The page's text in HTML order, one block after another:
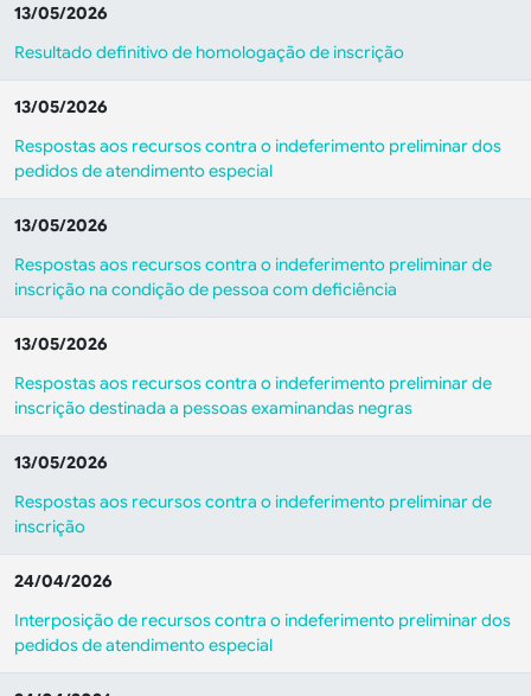
13/05/2026
Resultado definitivo de homologação de inscrição
13/05/2026
Respostas aos recursos contra o indeferimento preliminar dos
pedidos de atendimento especial
13/05/2026
Respostas aos recursos contra o indeferimento preliminar de
inscrição na condição de pessoa com deficiência
13/05/2026
Respostas aos recursos contra o indeferimento preliminar de
inscrição destinada a pessoas examinandas negras
13/05/2026
Respostas aos recursos contra o indeferimento preliminar de
inscrição
24/04/2026
Interposição de recursos contra o indeferimento preliminar dos
pedidos de atendimento especial